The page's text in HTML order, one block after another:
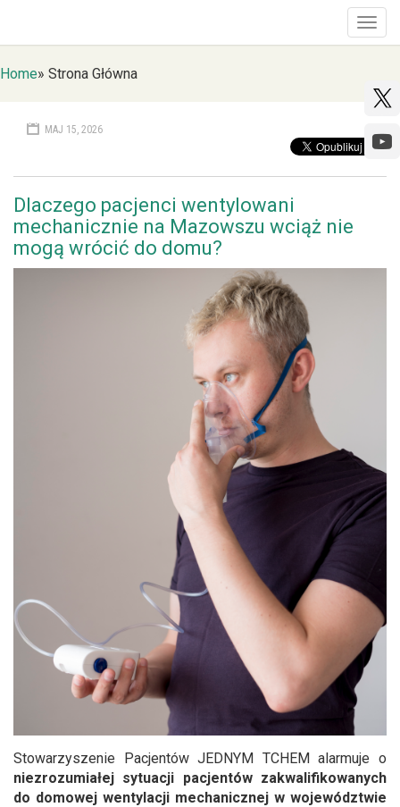
Home» Strona Główna
MAJ 15, 2026
Dlaczego pacjenci wentylowani
mechanicznie na Mazowszu wciąż nie
mogą wrócić do domu?
Stowarzyszenie Pacjentów JEDNYM TCHEM alarmuje o
niezrozumiałej sytuacji pacjentów zakwalifikowanych
do domowej wentylacji mechanicznej w województwie